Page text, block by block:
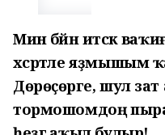
Мин бәйән итәсәк
хәсрәтле яҙмышым
Дөрөҫөрәге, шул
тормошомдоң